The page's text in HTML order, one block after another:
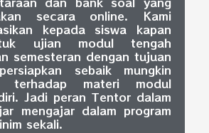
secara online. Kami
kepada siswa kapan
ujian modul tengah
semesteran dengan tujuan
sebaik mungkin
terhadap materi modul
Jadi peran Tentor dalam
mengajar dalam program
sekali.